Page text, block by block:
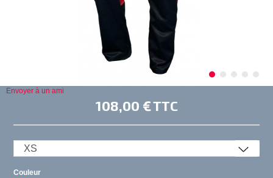
Envoyer à un ami
108,00 €TTC
Couleur